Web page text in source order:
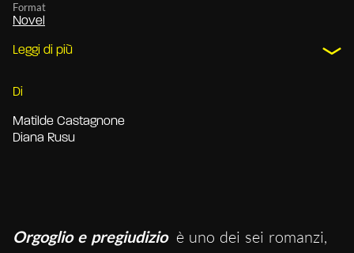
Format
Novel
Leggi di più
Di
Matilde Castagnone
Diana Rusu
Orgoglio e pregiudizio è uno dei sei romanzi,